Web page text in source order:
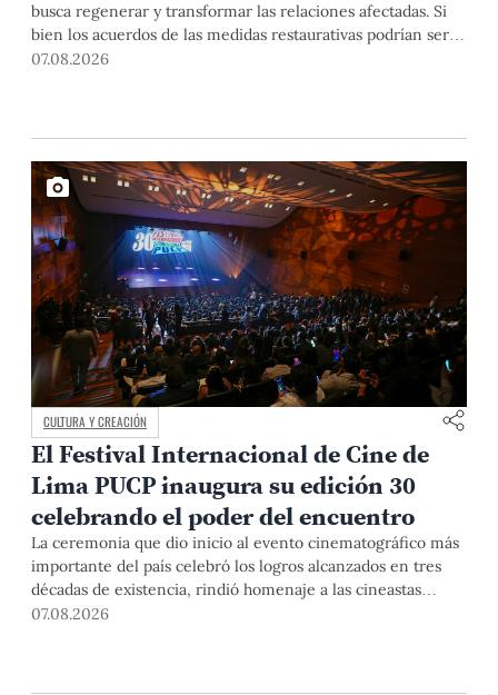
busca regenerar y transformar las relaciones afectadas. Si
bien los acuerdos de las medidas restaurativas podrían ser
considerados por las instancias disciplinarias, este proceso
07.08.2026
CULTURA Y CREACIÓN
El Festival Internacional de Cine de
Lima PUCP inaugura su edición 30
celebrando el poder del encuentro
La ceremonia que dio inicio al evento cinematográfico más
importante del país celebró los logros alcanzados en tres
décadas de existencia, rindió homenaje a las cineastas
Mariana Rondón y Marité Ugás, y planteó un llamado de
07.08.2026